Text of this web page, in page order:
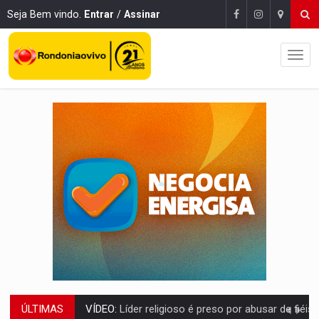
Seja Bem vindo. Entrar / Assinar
ÚLTIMAS LEVANTAMENTO:Brasil tem uma história marcada por guerras, revoltas e